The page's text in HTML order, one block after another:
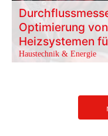
Optimierung
Heizsystemen
Haustechnik & Energie